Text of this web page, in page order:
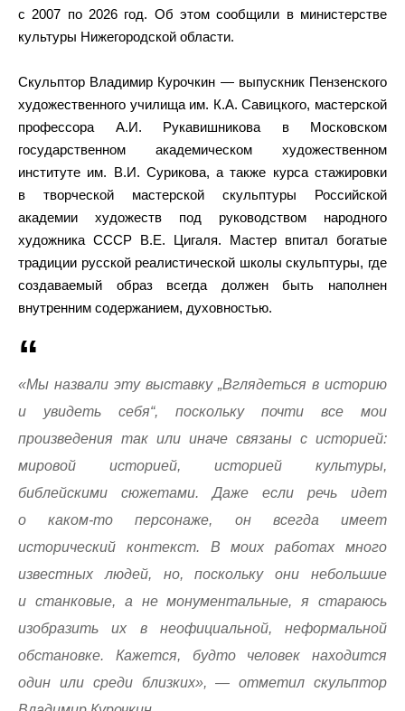
с 2007 по 2026 год. Об этом сообщили в министерстве
культуры Нижегородской области.
Скульптор Владимир Курочкин — выпускник Пензенского
художественного училища им. К.А. Савицкого, мастерской
профессора А.И. Рукавишникова в Московском
государственном академическом художественном
институте им. В.И. Сурикова, а также курса стажировки
в творческой мастерской скульптуры Российской
академии художеств под руководством народного
художника СССР В.Е. Цигаля. Мастер впитал богатые
традиции русской реалистической школы скульптуры, где
создаваемый образ всегда должен быть наполнен
внутренним содержанием, духовностью.
«Мы назвали эту выставку „Вглядеться в историю
и увидеть себя“, поскольку почти все мои
произведения так или иначе связаны с историей:
мировой историей, историей культуры,
библейскими сюжетами. Даже если речь идет
о каком-то персонаже, он всегда имеет
исторический контекст. В моих работах много
известных людей, но, поскольку они небольшие
и станковые, а не монументальные, я стараюсь
изобразить их в неофициальной, неформальной
обстановке. Кажется, будто человек находится
один или среди близких», — отметил скульптор